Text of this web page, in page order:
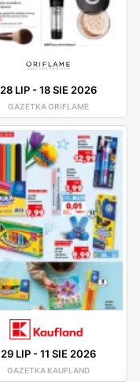
28 LIP-18 SIE 2026
GAZETKA ORIFLAME
29 LIP-11 SIE 2026
GAZETKA KAUFLAND